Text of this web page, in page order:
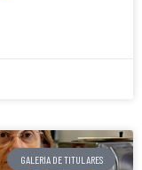
GALERIA DE TITULARES